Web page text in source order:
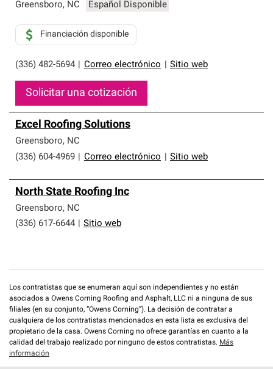
Greensboro, NC Español Disponible
(336) 482-5694 Correo electrónico Sitio web
Financiación disponible
Solicitar una cotización
Excel Roofing Solutions
Greensboro, NC
(336) 604-4969
Correo electrónico Sitio web
North State Roofing Inc
Greensboro, NC
(336) 617-6644
Sitio web
Los contratistas que se enumeran aquí son independientes y no están
asociados a Owens Corning Roofing and Asphalt, LLC ni a ninguna de sus
filiales (en su conjunto, “Owens Corning”). La decisión de contratar a
cualquiera de los contratistas mencionados en esta lista es exclusiva del
propietario de la casa. Owens Corning no ofrece garantías en cuanto a la
calidad del trabajo realizado por ninguno de estos contratistas. Más
información